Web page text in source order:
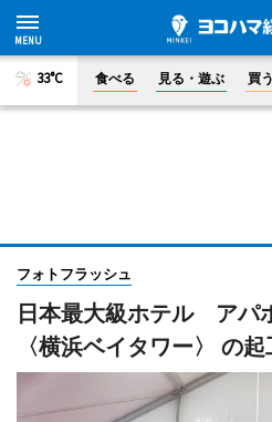
33°C 食べる 見る・遊ぶ 買う
フォトフラッシュ
日本最大級ホテル アパ
〈横浜ベイタワー〉 の